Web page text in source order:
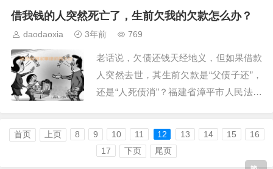
和南通某房地房开发公司签订《商品房买
房，小金的父母向房地产开发公司支付购
房首付款...
借我钱的人突然死亡了，生前欠我的欠款怎么办？
daodaoxia 3年前 769
老话说，欠债还钱天经地义，但如果借款
人突然去世，其生前欠款是“父债子还”，
还是“人死债消”？福建省漳平市人民法院
人以继承遗产的实际价值为限向债权人偿
还借款30000元。PART 1案况回顾王某与
陈某系同事关系，2021年8月，王某向陈
首页 上页 8 9 10 11 12 13 14 15
16
17
下页 尾页